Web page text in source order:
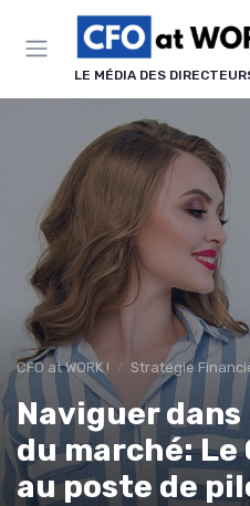
LE MÉDIA DES
CFO at WORK ! Stratégie
Naviguer
du marché: Le
au poste de
Panneau de gestion des